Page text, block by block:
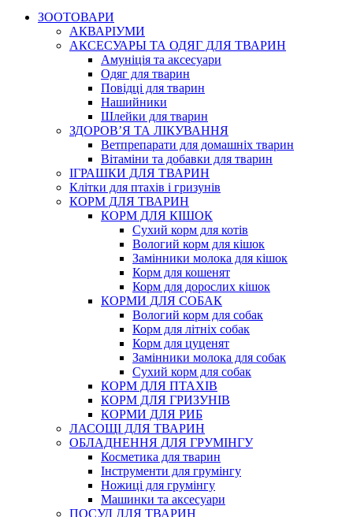
ЗООТОВАРИ
АКВАРІУМИ
АКСЕСУАРЫ ТА ОДЯГ ДЛЯ ТВАРИН
Амуніція та аксесуари
Одяг для тварин
Повідці для тварин
Нашийники
Шлейки для тварин
ЗДОРОВ’Я ТА ЛІКУВАННЯ
Ветпрепарати для домашніх тварин
Вітаміни та добавки для тварин
ІГРАШКИ ДЛЯ ТВАРИН
Клітки для птахів і гризунів
КОРМ ДЛЯ ТВАРИН
КОРМ ДЛЯ КІШОК
Сухий корм для котів
Вологий корм для кішок
Замінники молока для кішок
Корм для кошенят
Корм для дорослих кішок
КОРМИ ДЛЯ СОБАК
Вологий корм для собак
Корм для літніх собак
Корм для цуценят
Замінники молока для собак
Сухий корм для собак
КОРМ ДЛЯ ПТАХІВ
КОРМ ДЛЯ ГРИЗУНІВ
КОРМИ ДЛЯ РИБ
ЛАСОЩІ ДЛЯ ТВАРИН
ОБЛАДНЕННЯ ДЛЯ ГРУМІНГУ
Косметика для тварин
Інструменти для грумінгу
Ножиці для грумінгу
Машинки та аксесуари
ПОСУД ДЛЯ ТВАРИН